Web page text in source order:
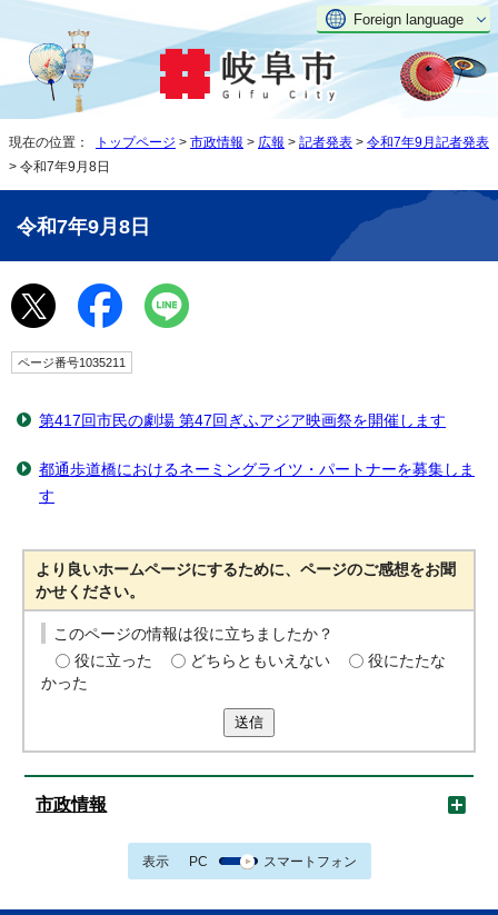
Foreign language
現在の位置： トップページ > 市政情報 > 広報 > 記者発表 > 令和7年9月記者発表
> 令和7年9月8日
令和7年9月8日
ページ番号1035211
第417回市民の劇場 第47回ぎふアジア映画祭を開催します
都通歩道橋におけるネーミングライツ・パートナーを募集しま
す
より良いホームページにするために、ページのご感想をお聞
かせください。
このページの情報は役に立ちましたか？
役に立った
どちらともいえない
役にたたな
かった
送信
市政情報
表示 PC スマートフォン